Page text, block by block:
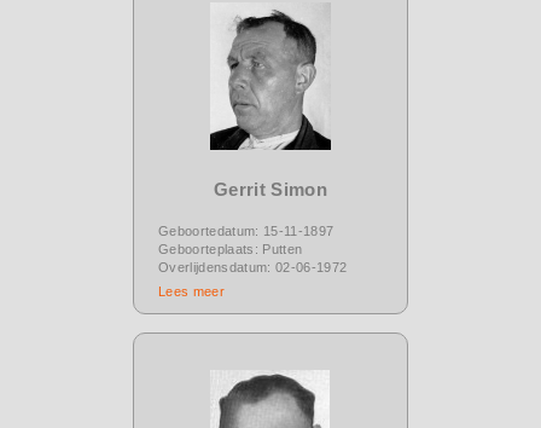
Gerrit Simon
Geboortedatum: 15-11-1897
Geboorteplaats: Putten
Overlijdensdatum: 02-06-1972
Lees meer